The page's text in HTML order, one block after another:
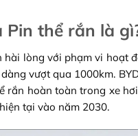
Pin thể rắn là
lòng với phạm vi hoạt
vượt qua 1000km.
hoàn toàn trong xe
tại vào năm 2030.